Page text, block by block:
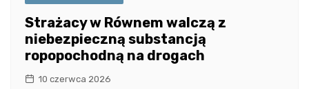
Strażacy w Równem walczą z
niebezpieczną substancją
ropopochodną na drogach
10 czerwca 2026